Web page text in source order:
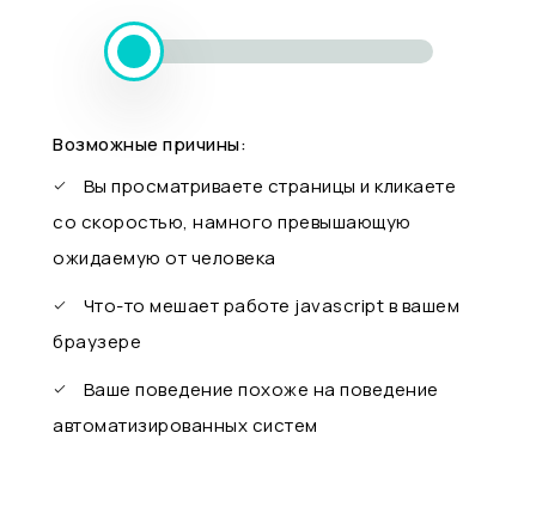
Возможные причины:
Вы просматриваете страницы и кликаете
со скоростью, намного превышающую
ожидаемую от человека
Что-то мешает работе javascript в вашем
браузере
Ваше поведение похоже на поведение
автоматизированных систем